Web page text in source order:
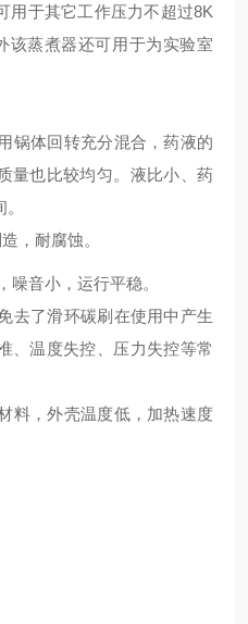
用于其它工作压力不超过8K
该蒸煮器还可用于为实验室
锅体回转充分混合，药液的
量也比较均匀。液比小、药
，耐腐蚀。
噪音小，运行平稳。
去了滑环碳刷在使用中产生
、温度失控、压力失控等常
料，外壳温度低，加热速度